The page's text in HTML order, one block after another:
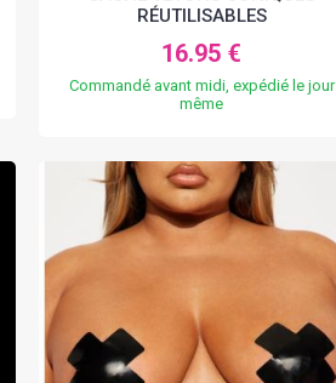
RÉUTILISABLES
16.95 €
Commandé avant midi, expédié le jour
même